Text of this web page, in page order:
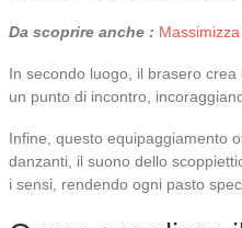
Da scoprire anche :
In secondo luogo, il brasero crea
un punto di incontro,
Infine, questo equipaggiamento
danzanti, il suono dello
i sensi, rendendo ogni pasto